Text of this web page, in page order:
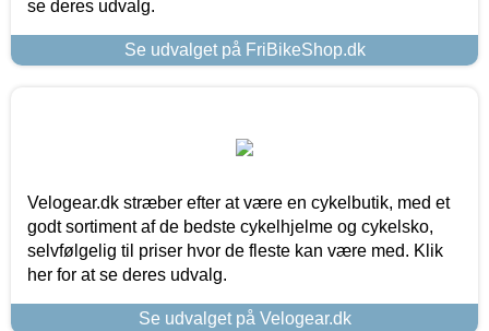
se deres udvalg.
Se udvalget på FriBikeShop.dk
Velogear.dk stræber efter at være en cykelbutik, med et
godt sortiment af de bedste cykelhjelme og cykelsko,
selvfølgelig til priser hvor de fleste kan være med. Klik
her for at se deres udvalg.
Se udvalget på Velogear.dk